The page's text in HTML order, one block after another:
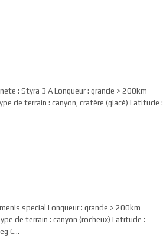
: Styra 3 A Longueur : grande > 200km
de terrain : canyon, cratère (glacé) Latitude :
special Longueur : grande > 200km
de terrain : canyon (rocheux) Latitude :
C…